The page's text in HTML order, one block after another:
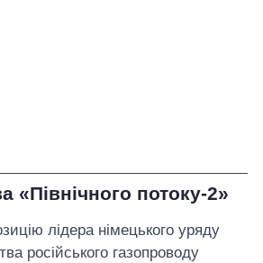
«Північного потоку-2»
лідера німецького уряду
російського газопроводу
регіонам, зокрема
Чернігівщині